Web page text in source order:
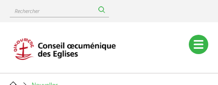
content
Rechercher
Main
navigation